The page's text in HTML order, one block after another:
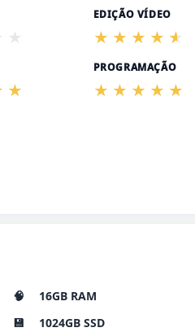
EDIÇÃO VÍDEO
PROGRAMAÇÃO
🧠
16GB RAM
💾
1024GB SSD